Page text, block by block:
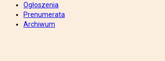
Ogłoszenia
Prenumerata
Archiwum